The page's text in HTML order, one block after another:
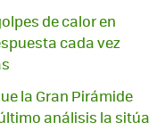
de calor en
cada vez
la Gran Pirámide
análisis la sitúa